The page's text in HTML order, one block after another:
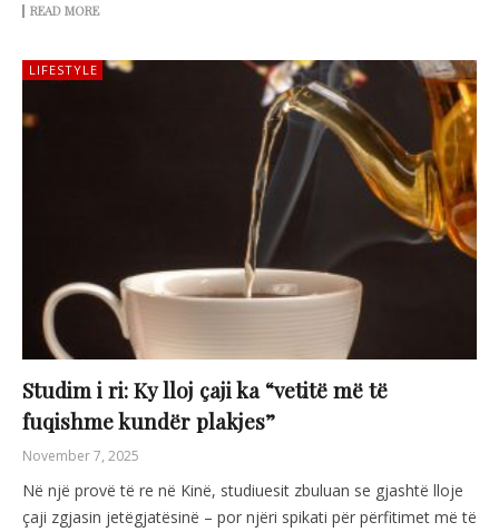
READ MORE
LIFESTYLE
Studim i ri: Ky lloj çaji ka “vetitë më të
fuqishme kundër plakjes”
November 7, 2025
Në një provë të re në Kinë, studiuesit zbuluan se gjashtë lloje
çaji zgjasin jetëgjatësinë – por njëri spikati për përfitimet më të